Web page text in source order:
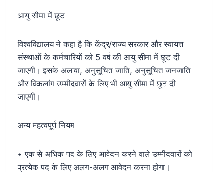
आयु सीमा में छूट
विश्वविद्यालय ने कहा है कि केंद्र/राज्य सरकार और स्वायत्त
संस्थाओं के कर्मचारियों को 5 वर्ष की आयु सीमा में छूट दी
जाएगी। इसके अलावा, अनुसूचित जाति, अनुसूचित जनजाति
और विकलांग उम्मीदवारों के लिए भी आयु सीमा में छूट दी
जाएगी।
अन्य महत्वपूर्ण नियम
• एक से अधिक पद के लिए आवेदन करने वाले उम्मीदवारों को
प्रत्येक पद के लिए अलग-अलग आवेदन करना होगा।